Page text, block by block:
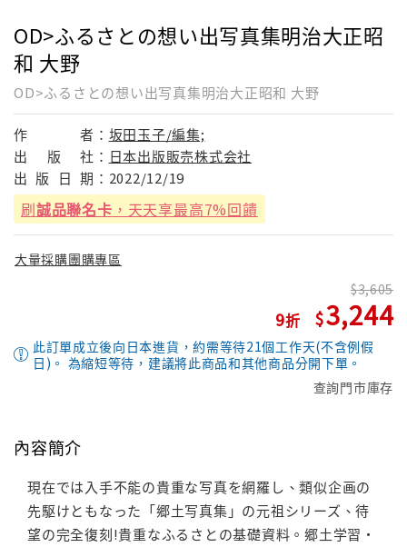
OD>ふるさとの想い出写真集明治大正昭
和 大野
OD>ふるさとの想い出写真集明治大正昭和 大野
作 者： 坂田玉子/編集;
出
版 社： 日本出版販売株式会社
出 版 日 期： 2022/12/19
刷誠品聯名卡 ，天天享最高7%回饋
大量採購團購專區
9
3,605
3,244
此訂單成立後向日本進貨，約需等待21個工作天(不含例假
日)。 為縮短等待，建議將此商品和其他商品分開下單。
查詢門市庫存
內容簡介
現在では入手不能の貴重な写真を網羅し、類似企画の
先駆けともなった「郷土写真集」の元祖シリーズ、待
望の完全復刻!貴重なふるさとの基礎資料。郷土学習・